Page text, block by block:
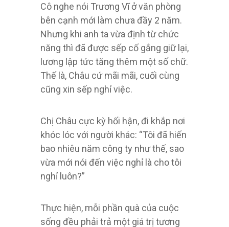
Cô nghe nói Trương Vĩ ở văn phòng
bên cạnh mới làm chưa đầy 2 năm.
Nhưng khi anh ta vừa định từ chức
năng thì đã được sếp cố gắng giữ lại,
lương lập tức tăng thêm một số chữ.
Thế là, Châu cứ mãi mãi, cuối cùng
cũng xin sếp nghỉ việc.
Chị Châu cực kỳ hối hận, đi khắp nơi
khóc lóc với người khác: “Tôi đã hiến
bao nhiêu năm công ty như thế, sao
vừa mới nói đến việc nghỉ là cho tôi
nghỉ luôn?”
Thực hiện, mỗi phần quà của cuộc
sống đều phải trả một giá trị tương